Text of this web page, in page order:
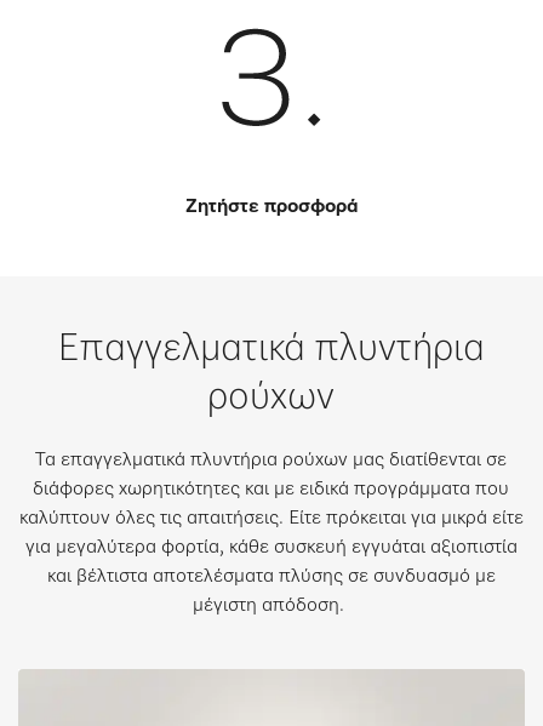
Ζητήστε προσφορά
Επαγγελματικά πλυντήρια
ρούχων
Τα επαγγελματικά πλυντήρια ρούχων μας διατίθενται σε
διάφορες χωρητικότητες και με ειδικά προγράμματα που
καλύπτουν όλες τις απαιτήσεις. Είτε πρόκειται για μικρά είτε
για μεγαλύτερα φορτία, κάθε συσκευή εγγυάται αξιοπιστία
και βέλτιστα αποτελέσματα πλύσης σε συνδυασμό με
μέγιστη απόδοση. ​